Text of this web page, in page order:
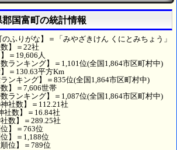
国富町の統計情報
のふりがな】＝「みやざきけん くにとみちょう」
】＝22社
＝19,606人
ランキング】＝1,101位(全国1,864市区町村中)
＝130.63平方Km
ンキング】＝835位(全国1,864市区町村中)
】＝7,606世帯
ランキング】＝1,087位(全国1,864市区町村中)
社数】＝112.21社
社数】＝16.84社
数】＝289.25社
】＝763位
】＝1,188位
位】＝789位